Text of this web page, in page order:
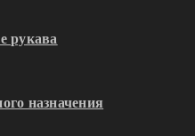
рукава
назначения